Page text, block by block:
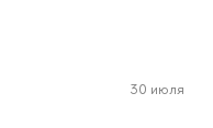
30 июля